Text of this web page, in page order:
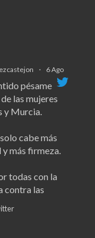
· 6 Ago
pésame
las mujeres
y Murcia.
cabe más
más firmeza.
todas con la
contra las